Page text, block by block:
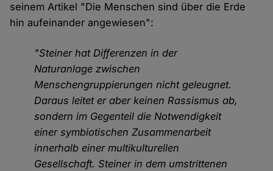
seinem Artikel "Die Menschen sind über die Erde
hin aufeinander angewiesen":
"Steiner hat Differenzen in der
Naturanlage zwischen
Menschengruppierungen nicht geleugnet.
Daraus leitet er aber keinen Rassismus ab,
sondern im Gegenteil die Notwendigkeit
einer symbiotischen Zusammenarbeit
innerhalb einer multikulturellen
Gesellschaft. Steiner in dem umstrittenen